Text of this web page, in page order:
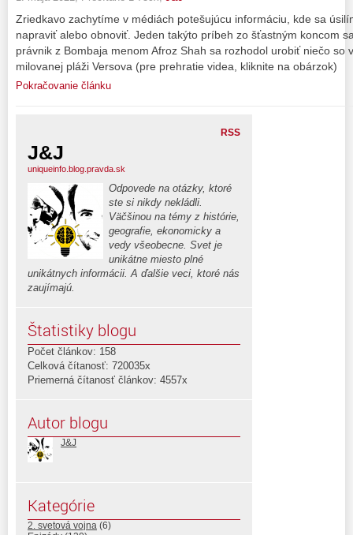
Zriedkavo zachytíme v médiách potešujúcu informáciu, kde sa
napraviť alebo obnoviť. Jeden takýto príbeh zo šťastným koncom
právnik z Bombaja menom Afroz Shah sa rozhodol urobiť niečo so
milovanej pláži Versova (pre prehratie videa, kliknite na obárzok)
Pokračovanie článku
RSS
J&J
uniqueinfo.blog.pravda.sk
Odpovede na otázky, ktoré
ste si nikdy nekládli.
Väčšinou na témy z histórie,
geografie, ekonomicky a
vedy všeobecne. Svet je
unikátne miesto plné
unikátnych informácii. A ďalšie veci, ktoré nás
zaujímajú.
Štatistiky blogu
Počet článkov: 158
Celková čítanosť: 720035x
Priemerná čítanosť článkov: 4557x
Autor blogu
J&J
Kategórie
2. svetová vojna (6)